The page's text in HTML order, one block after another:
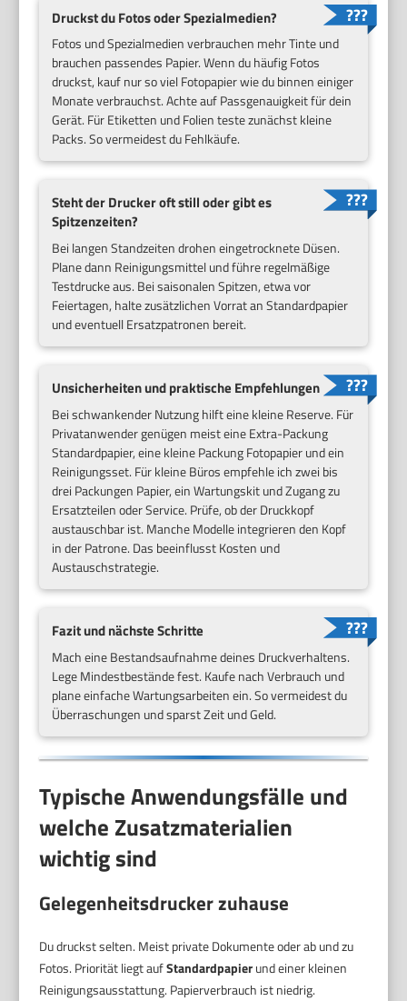
Druckst du Fotos oder Spezialmedien?
Fotos und Spezialmedien verbrauchen mehr Tinte und
brauchen passendes Papier. Wenn du häufig Fotos
druckst, kauf nur so viel Fotopapier wie du binnen einiger
Monate verbrauchst. Achte auf Passgenauigkeit für dein
Gerät. Für Etiketten und Folien teste zunächst kleine
Packs. So vermeidest du Fehlkäufe.
Steht der Drucker oft still oder gibt es
Spitzenzeiten?
Bei langen Standzeiten drohen eingetrocknete Düsen.
Plane dann Reinigungsmittel und führe regelmäßige
Testdrucke aus. Bei saisonalen Spitzen, etwa vor
Feiertagen, halte zusätzlichen Vorrat an Standardpapier
und eventuell Ersatzpatronen bereit.
Unsicherheiten und praktische Empfehlungen
Bei schwankender Nutzung hilft eine kleine Reserve. Für
Privatanwender genügen meist eine Extra-Packung
Standardpapier, eine kleine Packung Fotopapier und ein
Reinigungsset. Für kleine Büros empfehle ich zwei bis
drei Packungen Papier, ein Wartungskit und Zugang zu
Ersatzteilen oder Service. Prüfe, ob der Druckkopf
austauschbar ist. Manche Modelle integrieren den Kopf
in der Patrone. Das beeinflusst Kosten und
Austauschstrategie.
Fazit und nächste Schritte
Mach eine Bestandsaufnahme deines Druckverhaltens.
Lege Mindestbestände fest. Kaufe nach Verbrauch und
plane einfache Wartungsarbeiten ein. So vermeidest du
Überraschungen und sparst Zeit und Geld.
Typische Anwendungsfälle und
welche Zusatzmaterialien
wichtig sind
Gelegenheitsdrucker zuhause
Du druckst selten. Meist private Dokumente oder ab und zu
Fotos. Priorität liegt aufStandardpapierund einer kleinen
Reinigungsausstattung. Papierverbrauch ist niedrig.